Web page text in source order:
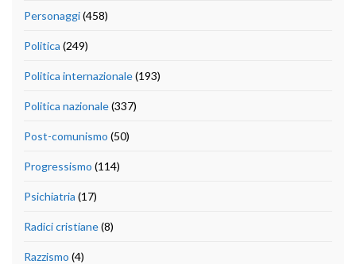
Personaggi(458)
Politica (249)
Politica internazionale(193)
Politica nazionale(337)
Post-comunismo (50)
Progressismo (114)
Psichiatria (17)
Radici cristiane(8)
Razzismo (4)